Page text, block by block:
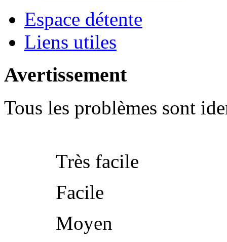
Espace détente
Liens utiles
Avertissement
Tous les problèmes sont
Très facile
Facile
Moyen